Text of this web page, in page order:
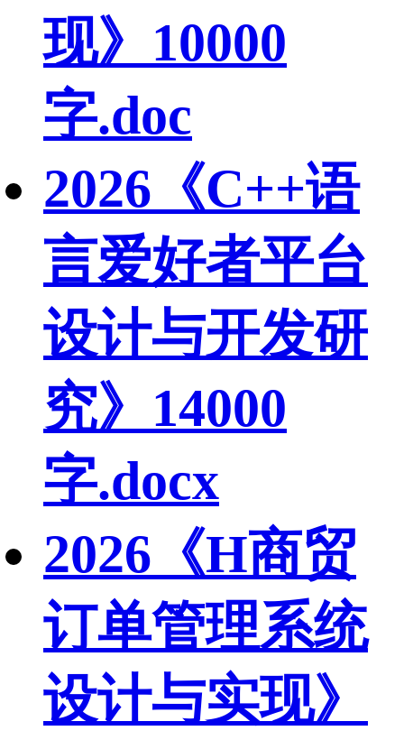
现》10000
字.doc
2026《C++语
言爱好者平台
设计与开发研
究》14000
字.docx
2026《H商贸
订单管理系统
设计与实现》